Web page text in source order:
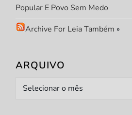
Popular E Povo Sem Medo
Archive For Leia Também »
ARQUIVO
Arquivo